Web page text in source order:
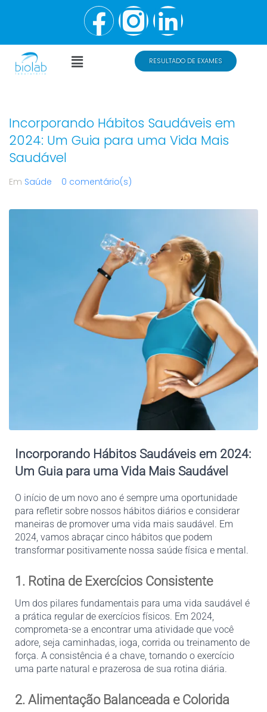
RESULTADO DE EXAMES
Incorporando Hábitos Saudáveis em
2024: Um Guia para uma Vida Mais
Saudável
Em Saúde 0 comentário(s)
Incorporando Hábitos Saudáveis em 2024:
Um Guia para uma Vida Mais Saudável
O início de um novo ano é sempre uma oportunidade
para refletir sobre nossos hábitos diários e considerar
maneiras de promover uma vida mais saudável. Em
2024, vamos abraçar cinco hábitos que podem
transformar positivamente nossa saúde física e mental.
1. Rotina de Exercícios Consistente
Um dos pilares fundamentais para uma vida saudável é
a prática regular de exercícios físicos. Em 2024,
comprometa-se a encontrar uma atividade que você
adore, seja caminhadas, ioga, corrida ou treinamento de
força. A consistência é a chave, tornando o exercício
uma parte natural e prazerosa de sua rotina diária.
2. Alimentação Balanceada e Colorida